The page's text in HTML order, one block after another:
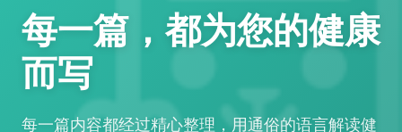
每一篇，都为您的健康
而写
每一篇内容都经过精心整理，用通俗的语言解读健